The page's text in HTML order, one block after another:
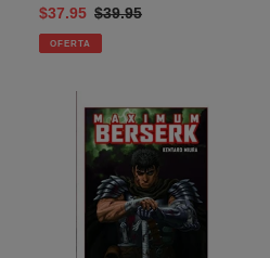
Precio
de
venta
$37.95 Precio
habitual
$39.95
OFERTA
MAXIMUM